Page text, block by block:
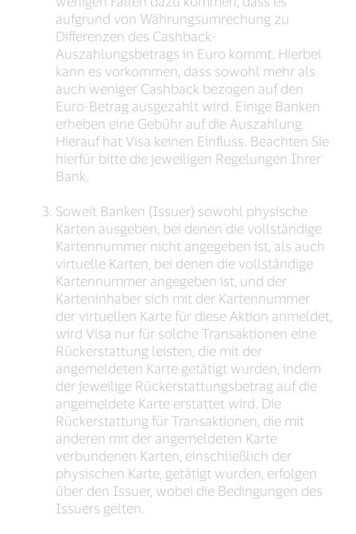
aufgrund von Währungsumrechung zu
Differenzen des Cashback-
Auszahlungsbetrags in Euro kommt. Hierbei
kann es vorkommen, dass sowohl mehr als
auch weniger Cashback bezogen auf den
Euro-Betrag ausgezahlt wird. Einige Banken
erheben eine Gebühr auf die Auszahlung.
Hierauf hat Visa keinen Einfluss. Beachten Sie
hierfür bitte die jeweiligen Regelungen Ihrer
Bank.
Soweit Banken (Issuer) sowohl physische
Karten ausgeben, bei denen die vollständige
Kartennummer nicht angegeben ist, als auch
virtuelle Karten, bei denen die vollständige
Kartennummer angegeben ist, und der
Karteninhaber sich mit der Kartennummer
der virtuellen Karte für diese Aktion anmeldet,
wird Visa nur für solche Transaktionen eine
Rückerstattung leisten, die mit der
angemeldeten Karte getätigt wurden, indem
der jeweilige Rückerstattungsbetrag auf die
angemeldete Karte erstattet wird. Die
Rückerstattung für Transaktionen, die mit
anderen mit der angemeldeten Karte
verbundenen Karten, einschließlich der
physischen Karte, getätigt wurden, erfolgen
über den Issuer, wobei die Bedingungen des
Issuers gelten.